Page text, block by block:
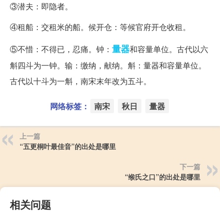
③潜夫：即隐者。
④租船：交租米的船。候开仓：等候官府开仓收租。
⑤不惜：不得已，忍痛。钟： 量器和容量单位。古代以六
斛四斗为一钟。输：缴纳，献纳。斛：量器和容量单位。
古代以十斗为一斛，南宋末年改为五斗。
网络标签： 南宋 秋日 量器
上一篇
“五更桐叶最佳音”的出处是哪里
下一篇
“缑氏之口”的出处是哪里
相关问题